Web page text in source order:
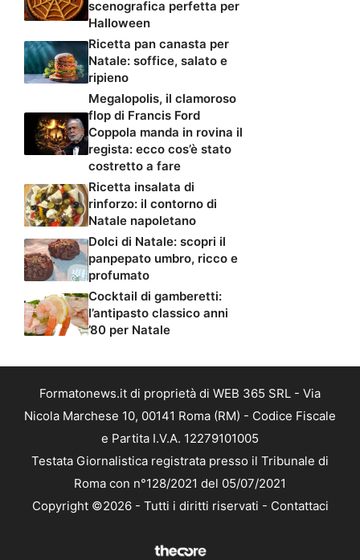
scenografica perfetta per
Halloween
Ricetta pan canasta per
Natale: soffice, salato e
ripieno
Megalopolis, il clamoroso
flop di Francis Ford
Coppola manda in rovina il
regista: ecco cos’è stato
costretto a fare
Ricetta insalata di
rinforzo: il contorno di
Natale napoletano
Dolci di Natale: scopri il
panpepato umbro, ricco e
profumato
Cocktail di gamberetti:
l’antipasto classico anni
’80 per Natale
Formatonews.it di proprietà di WEB 365 SRL - Via
Nicola Marchese 10, 00141 Roma (RM) - Codice Fiscale
e Partita I.V.A. 12279101005
Testata Giornalistica registrata presso il Tribunale di
Roma con n°128/2021 del 05/07/2021
Copyright ©2026 - Tutti i diritti riservati - Contattaci